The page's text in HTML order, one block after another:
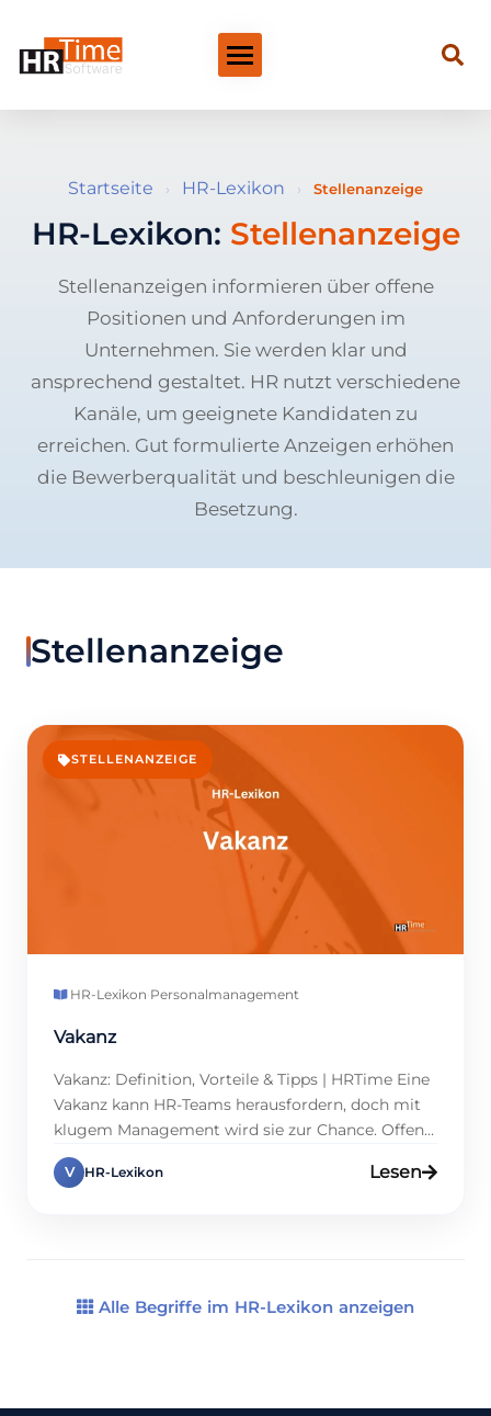
Startseite › HR-Lexikon › Stellenanzeige
HR-Lexikon: Stellenanzeige
Stellenanzeigen informieren über offene
Positionen und Anforderungen im
Unternehmen. Sie werden klar und
ansprechend gestaltet. HR nutzt verschiedene
Kanäle, um geeignete Kandidaten zu
erreichen. Gut formulierte Anzeigen erhöhen
die Bewerberqualität und beschleunigen die
Besetzung.
Stellenanzeige
STELLENANZEIGE
HR-Lexikon·Personalmanagement
Vakanz
Vakanz: Definition, Vorteile & Tipps | HRTime Eine
Vakanz kann HR-Teams herausfordern, doch mit
klugem Management wird sie zur Chance. Offene
Stellen entstehen durch Kündigungen, neue
Projekte oder Pensionierungen, und ein
Vorgehen? Dieser Artikel erklärt, wie […]
V HR-Lexikon Lesen
Alle Begriffe im HR-Lexikon anzeigen